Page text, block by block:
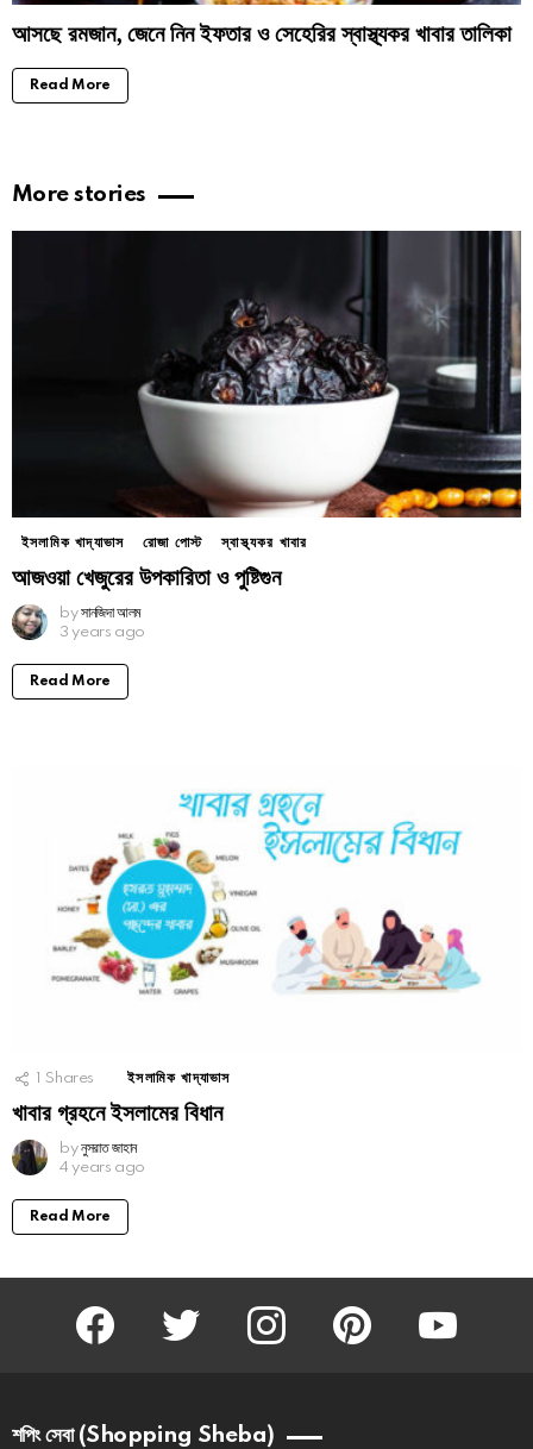
আসছে রমজান, জেনে নিন ইফতার ও সেহেরির স্বাস্থ্যকর খাবার তালিকা
Read More
More stories
ইসলামিক খাদ্যাভাস রোজা পোস্ট স্বাস্থ্যকর খাবার
আজওয়া খেজুরের উপকারিতা ও পুষ্টিগুন
by সানজিদা আলম
3 years ago
Read More
Shares ইসলামিক খাদ্যাভাস
খাবার গ্রহনে ইসলামের বিধান
by নুসরাত জাহান
4 years ago
Read More
facebook twitter instagram pinterest youtube
শপিং সেবা (Shopping Sheba)